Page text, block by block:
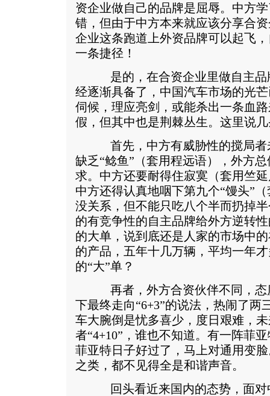
资企业做自己的品牌是屈辱。中方
错，但由于中方本来就应该分享合
企业这条跑道上外资品牌可以起飞
一条捷径！
是的，在合资企业里做自主品
经逐渐具备了，中国汽车市场的光
伺候，理应亮剑，或能杀出一条血
假，但其中也是荆棘丛生。这里说
首先，中方有威胁性的搅局者
缺乏“鲶鱼”（套用程远语），外方
求。中方还要耐得住寂寞（套用竺
中方还得认真地咽下第九个“馒头”
没关系，但不能只吃八个半而扔掉
的有竞争性的自主品牌给外方逆转
的大单，说到底还是人家的市场中
的产品，五年十几万辆，平均一年
的“大”单？
再者，外方合资伙伴不同，态
下最终走向“6+3”的说法，热闹了两
车大腕倒是忧多喜少，度日艰难，
者“4+10”，谁也不知道。有一阵菲
菲亚特日子好过了，马上对通用变
之类，都不见得全是和谐声音。
回头看近来国内的态势，面对